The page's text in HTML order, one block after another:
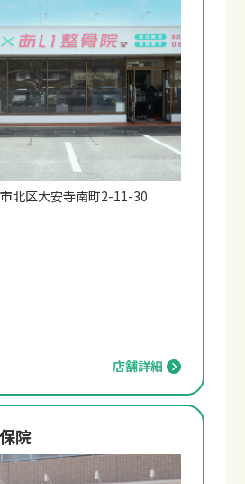
北区大安寺南町2-11-30
店舗詳細
院